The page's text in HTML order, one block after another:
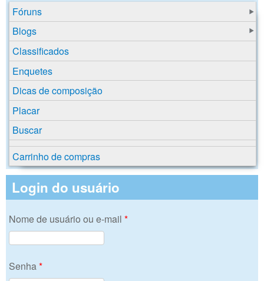
Fóruns
Blogs
Classificados
Enquetes
Dicas de composição
Placar
Buscar
Carrinho de compras
Login do usuário
Nome de usuário ou e-mail *
Senha*